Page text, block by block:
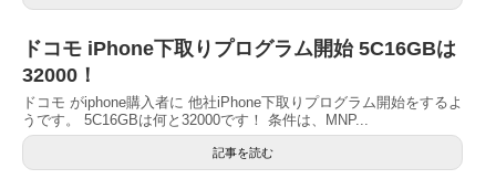
ドコモ iPhone下取りプログラム開始 5C16GBは
32000！
ドコモ がiphone購入者に 他社iPhone下取りプログラム開始をするよ
うです。 5C16GBは何と32000です！ 条件は、MNP...
記事を読む